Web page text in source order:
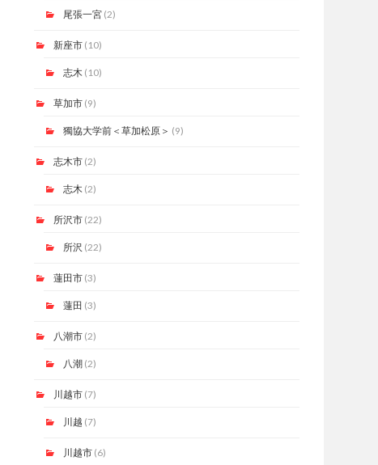
尾張一宮(2)
新座市(10)
志木(10)
草加市(9)
獨協大学前＜草加松原＞ (9)
志木市(2)
志木 (2)
所沢市(22)
所沢 (22)
蓮田市(3)
蓮田 (3)
八潮市(2)
八潮(2)
川越市(7)
川越 (7)
川越市(6)